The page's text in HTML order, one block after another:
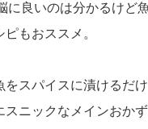
に良いのは分かるけど
もおススメ。
をスパイスに漬けるだ
スニックなメインおかず